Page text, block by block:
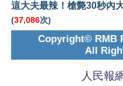
這大夫最辣！槍斃30秒內
(37,086次)
Copyright© RMB
All
人民報